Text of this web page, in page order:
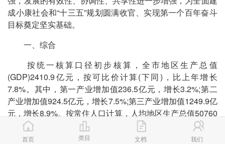
成小康社会和“十三五”规划圆满收官、实现第一个百年奋斗
目标奠定坚实基础。
一、综合
按统一核算口径初步核算，全市地区生产总值
(GDP)2410.9亿元，按可比价计算(下同)，比上年增长
7.8%。其中，第一产业增加值236.5亿元，增长3.2%;第二
产业增加值924.5亿元，增长7.5%;第三产业增加值1249.9亿
元，增长8.9%。按常住人口计算，人均地区生产总值50760
元，增长7.5%。
首页 类目 文档 我们